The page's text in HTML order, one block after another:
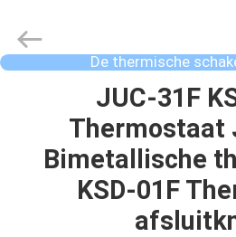
PRODUCTEN
All
Rights
De thermische
JUC-31F
Thermostaat
Bimetallische
KSD-01F